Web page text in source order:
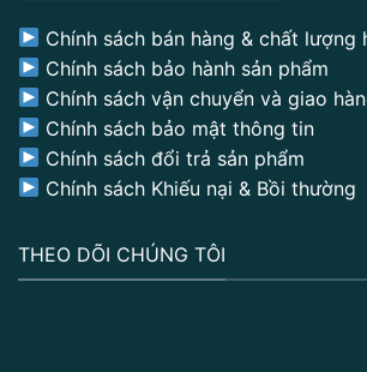
Chính sách bán hàng & chất lượng
Chính sách bảo hành sản phẩm
Chính sách vận chuyển và giao
Chính sách bảo mật thông tin
Chính sách đổi trả sản phẩm
Chính sách Khiếu nại & Bồi thường
THEO DÕI CHÚNG TÔI